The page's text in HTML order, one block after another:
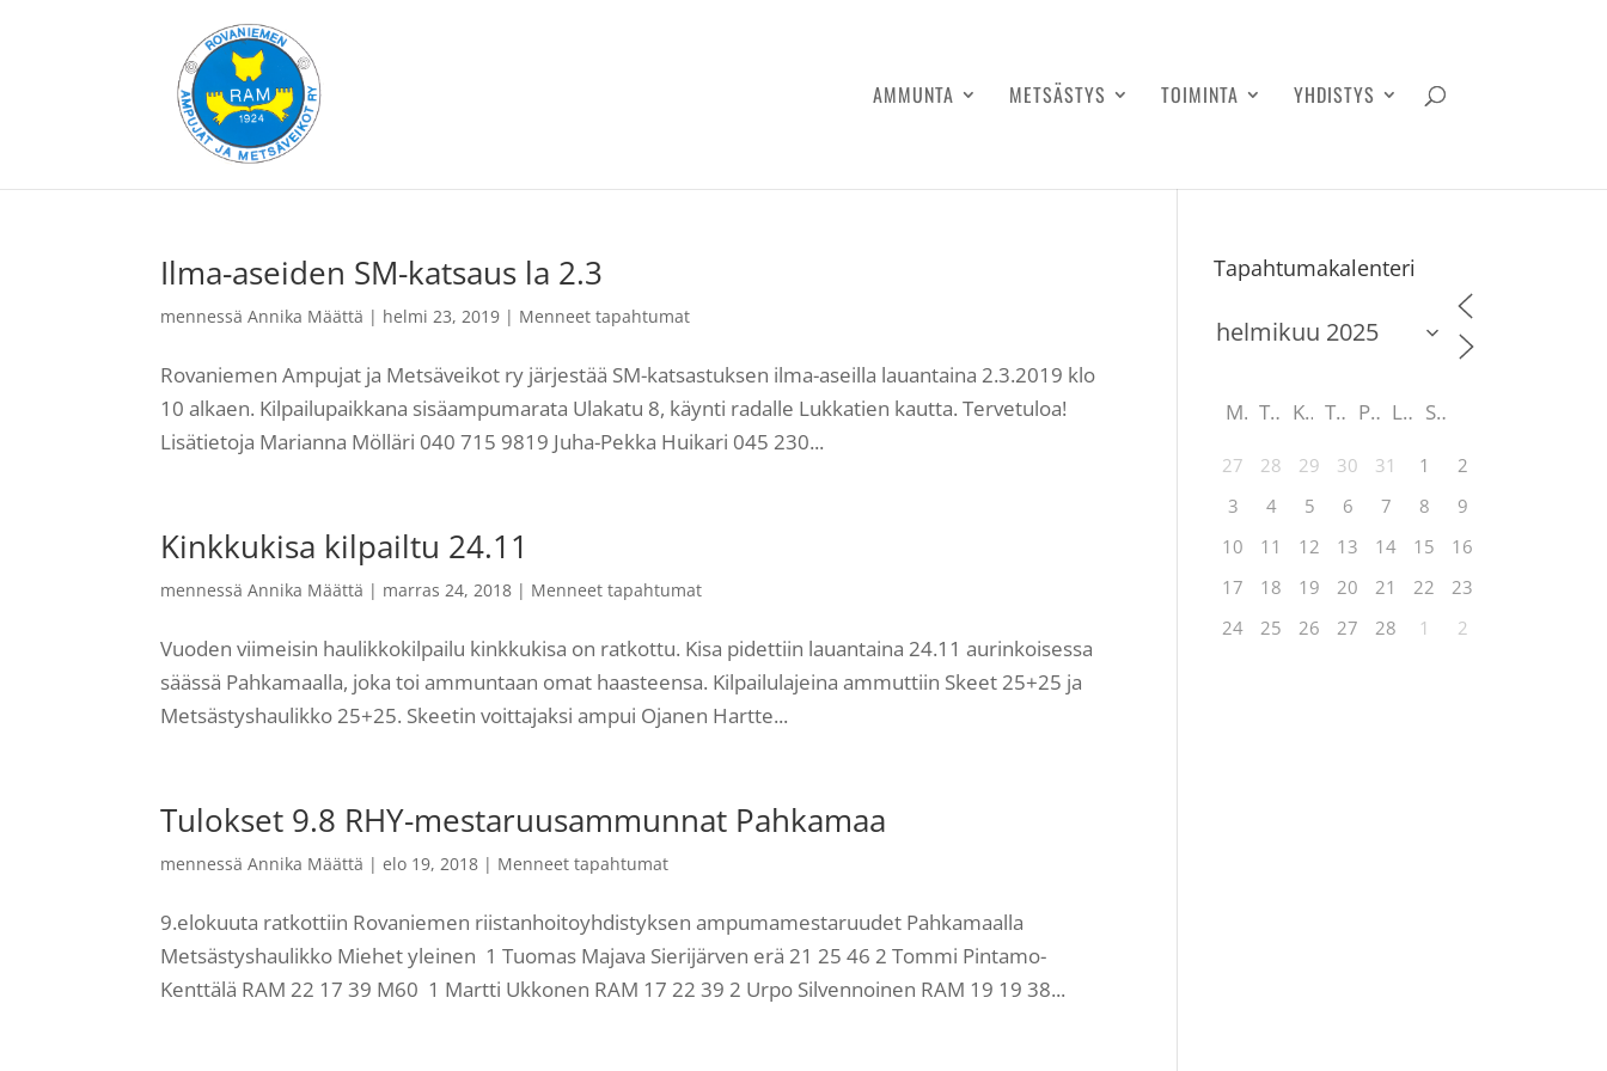
AMMUNTA METSÄSTYS TOIMINTA YHDISTYS
Ilma-aseiden SM-katsaus la 2.3
mennessäAnnika Määttä | helmi 23, 2019 | Menneet tapahtumat
Rovaniemen Ampujat ja Metsäveikot ry järjestää SM-katsastuksen ilma-aseilla lauantaina 2.3.2019 klo
10 alkaen. Kilpailupaikkana sisäampumarata Ulakatu 8, käynti radalle Lukkatien kautta. Tervetuloa!
Lisätietoja Marianna Mölläri 040 715 9819 Juha-Pekka Huikari 045 230...
Kinkkukisa kilpailtu 24.11
mennessäAnnika Määttä | marras 24, 2018 | Menneet tapahtumat
Vuoden viimeisin haulikkokilpailu kinkkukisa on ratkottu. Kisa pidettiin lauantaina 24.11 aurinkoisessa
säässä Pahkamaalla, joka toi ammuntaan omat haasteensa. Kilpailulajeina ammuttiin Skeet 25+25 ja
Metsästyshaulikko 25+25. Skeetin voittajaksi ampui Ojanen Hartte...
Tulokset 9.8 RHY-mestaruusammunnat Pahkamaa
mennessäAnnika Määttä |elo 19, 2018 | Menneet tapahtumat
9.elokuuta ratkottiin Rovaniemen riistanhoitoyhdistyksen ampumamestaruudet Pahkamaalla
Metsästyshaulikko Miehet yleinen 1 Tuomas Majava Sierijärven erä 21 25 46 2 Tommi Pintamo-
Kenttälä RAM 22 17 39 M60 1 Martti Ukkonen RAM 17 22 39 2 Urpo Silvennoinen RAM 19 19 38...
Tapahtumakalenteri
M T K T P L S
27 28 29 30 31 1
2
3
4 5 6 7 8
9
10
11 12 13 14 15
16
17
18 19 20 21 22
23
24
25 26 27 28 1 2